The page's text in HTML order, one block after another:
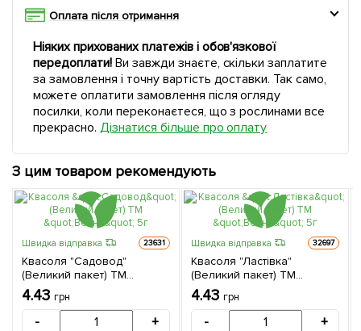
Оплата після отримання
Ніяких прихованих платежів і обов'язкової
передоплати!Ви завжди знаєте, скільки заплатите
за замовлення і точну вартість доставки. Так само,
можете оплатити замовлення після огляду
посилки, коли переконаєтеся, що з рослинами все
прекрасно. Дізнатися більше про оплату
З цим товаром рекомендують
Швидка відправка 23631
Квасоля "Садовод"
(Великий пакет) ТМ
"Весна" 5г
4.43 грн
- +
Швидка відправка 32697
Квасоля "Ластівка"
(Великий пакет) ТМ
"Весна" 5г
4.43 грн
- +